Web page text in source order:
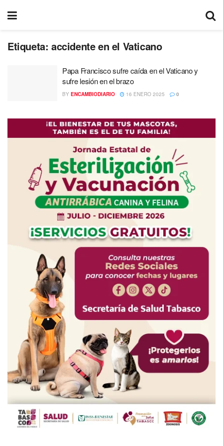
Etiqueta: accidente en el Vaticano
Papa Francisco sufre caída en el Vaticano y
sufre lesión en el brazo
BY ENCAMBIODIARIO 16 ENERO 2025 0